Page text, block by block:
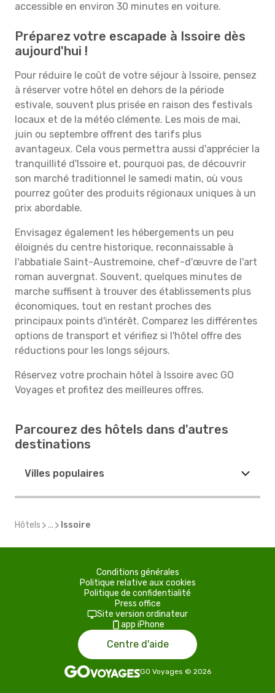
accessible en environ 30 minutes en voiture.
Préparez votre escapade à Issoire dès
aujourd'hui !
Pour réduire le coût de votre séjour à Issoire, pensez
à réserver votre hôtel en dehors de la période
estivale, souvent plus prisée en raison des festivals
locaux et de la météo clémente. Les mois de mai,
juin ou septembre offrent des tarifs plus
avantageux. Cela vous permettra aussi d'apprécier la
tranquillité d'Issoire et, pourquoi pas, de découvrir
son marché traditionnel le samedi matin, où vous
pourrez goûter des produits régionaux uniques à un
prix abordable.
Envisagez également les hébergements un peu
éloignés du centre historique, reconnaissable à
l'abbatiale Saint-Austremoine, chef-d'œuvre de l'art
roman auvergnat. Souvent, quelques minutes de
marche suffisent à trouver des établissements plus
économiques, tout en restant proches des
principaux points d'intérêt. Comparez les différentes
options de transport et vérifiez si l'hôtel offre des
réductions pour les longs séjours.
Réservez votre prochain hôtel à Issoire avec GO
Voyages et profitez des meilleures offres.
Parcourez des hôtels dans d'autres
destinations
Villes populaires
Hôtels ... Issoire
Conditions générales
Politique relative aux cookies
Politique de confidentialité
Press office
Site version ordinateur
app iPhone
Centre d'aide
GO Voyages © 2026